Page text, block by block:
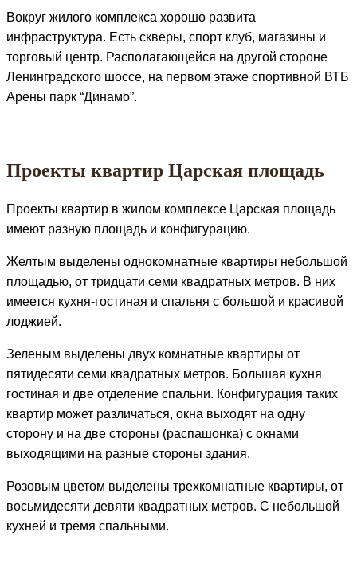
Вокруг жилого комплекса хорошо развита
инфраструктура. Есть скверы, спорт клуб, магазины и
торговый центр. Располагающейся на другой стороне
Ленинградского шоссе, на первом этаже спортивной ВТБ
Арены парк “Динамо”.
Проекты квартир Царская площадь
Проекты квартир в жилом комплексе Царская площадь
имеют разную площадь и конфигурацию.
Желтым выделены однокомнатные квартиры небольшой
площадью, от тридцати семи квадратных метров. В них
имеется кухня-гостиная и спальня с большой и красивой
лоджией.
Зеленым выделены двух комнатные квартиры от
пятидесяти семи квадратных метров. Большая кухня
гостиная и две отделение спальни. Конфигурация таких
квартир может различаться, окна выходят на одну
сторону и на две стороны (распашонка) с окнами
выходящими на разные стороны здания.
Розовым цветом выделены трехкомнатные квартиры, от
восьмидесяти девяти квадратных метров. С небольшой
кухней и тремя спальными.